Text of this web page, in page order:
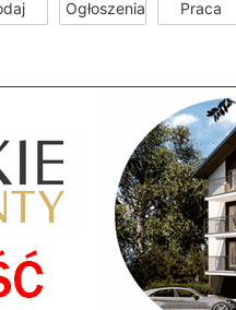
Ogłoszenia Praca